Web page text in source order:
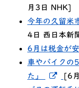
月3日 NHK]
今年の久留米
4日 西日本新
6月は税金が
車やバイクの
た」
新
[6